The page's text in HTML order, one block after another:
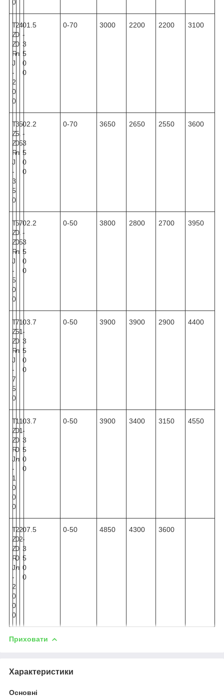
0
T
Z
Z
R
J
-
2
0
0
2
0
0
л
40
-
3
5
0
0
1.5 0-70 3000 2200 2200 3100
T
Z
Z
R
J
-
3
5
0
3
5
0
л
5
.
5
0
-
3
5
0
0
2.2 0-70 3650 2650 2550 3600
T
Z
Z
R
J
-
5
0
0
5
0
0
л
7
.
5
0
-
3
5
0
0
2.2 0-50 3800 2800 2700 3950
T
Z
Z
R
J
-
7
5
0
7
5
0
л
1
1
0
-
3
5
0
0
3.7 0-50 3900 3900 2900 4400
T
Z
Z
R
J
-
1
0
0
0
1
0
0
0
л
1
1
0
-
3
5
0
0
3.7 0-50 3900 3400 3150 4550
T
Z
Z
R
J
-
2
0
0
0
2
0
0
0
л
2
2
0
-
3
5
0
0
7.5 0-50 4850 4300 3600
Приховати
Характеристики
Основні